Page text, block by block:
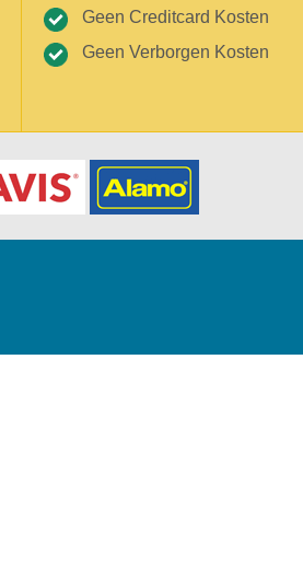
Geen Creditcard Kosten
Geen Verborgen Kosten